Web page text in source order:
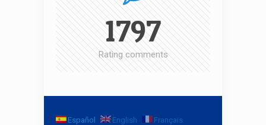
1797
Rating comments
Español English Français